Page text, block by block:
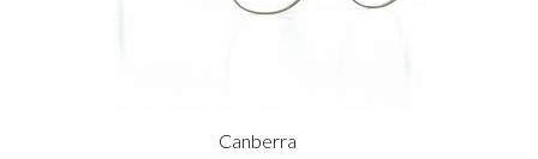
Canberra